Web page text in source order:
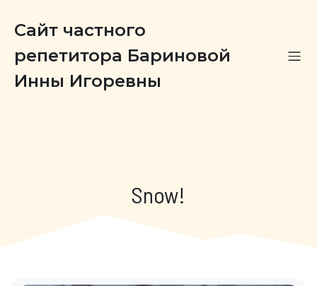
Сайт частного
репетитора Бариновой
Инны Игоревны
Snow!